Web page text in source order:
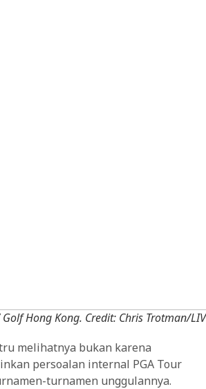
Golf Hong Kong. Credit: Chris Trotman/
melihatnya bukan karena
persoalan internal PGA Tour
turnamen unggulannya.